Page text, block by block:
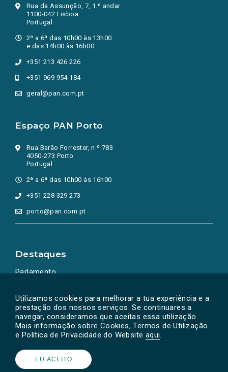
Utilizamos cookies para melhorar a tua experiência e a
prestação dos nossos serviços. Se continuares a
navegar, consideramos que aceitas essa utilização.
Mais informação sobre Cookies, Termos de Utilização
e Política de Privacidade do Website aqui.
EU ACEITO
Rua da Assunção, 7, 1.º andar
1100-042 Lisboa
Portugal
2ª a 6ª das 10h00 às 13h00
e das 14h00 às 16h00
+351 213 426 226
+351 969 954 184
geral@pan.com.pt
Espaço PAN Porto
Rua Barão Forrester, n.º 783
4050-273 Porto
Portugal
2ª a 6ª das 10h00 às 16h00
+351 228 329 273
porto@pan.com.pt
Destaques
Parlamento
Powered by © PAN 2026